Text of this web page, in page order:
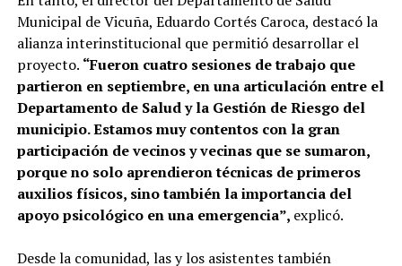
Municipal de Vicuña, Eduardo Cortés Caroca, destacó la
alianza interinstitucional que permitió desarrollar el
proyecto. “Fueron cuatro sesiones de trabajo que
partieron en septiembre, en una articulación entre el
Departamento de Salud y la Gestión de Riesgo del
municipio. Estamos muy contentos con la gran
participación de vecinos y vecinas que se sumaron,
porque no solo aprendieron técnicas de primeros
auxilios físicos, sino también la importancia del
apoyo psicológico en una emergencia”, explicó.
Desde la comunidad, las y los asistentes también